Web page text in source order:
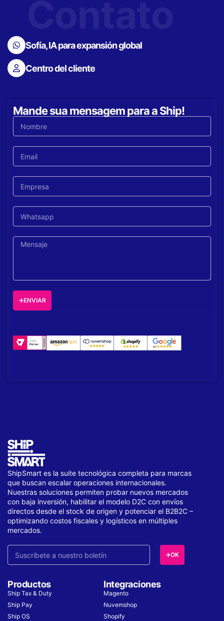
Sofía, IA para expansión global
Centro del cliente
Mande sua mensagem para a Ship!
ENVIAR
ShipSmart es la suite tecnológica completa para marcas
que buscan escalar operaciones internacionales.
Nuestras soluciones permiten probar nuevos mercados
con baja inversión, habilitar el modelo D2C con envíos
directos desde el stock de origen y potenciar el B2B2C –
optimizando costos fiscales y logísticos en múltiples
mercados.
OK
Productos
Ship Tax & Duty
Ship Pay
Ship OS
Integraciones
Magento
Nuvemshop
Shopify